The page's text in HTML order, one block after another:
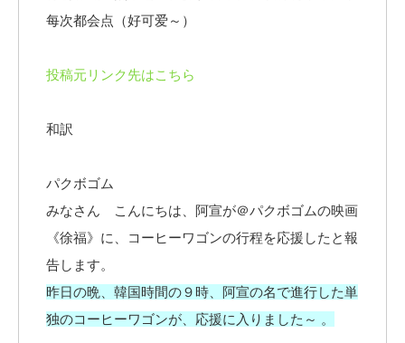
每次都会点（好可爱～）
投稿元リンク先はこちら
和訳
パクボゴム
みなさん こんにちは、阿宣が＠パクボゴムの映画
《徐福》に、コーヒーワゴンの行程を応援したと報
告します。
昨日の晩、韓国時間の９時、阿宣の名で進行した単
独のコーヒーワゴンが、応援に入りました～ 。